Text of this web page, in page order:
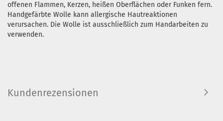
offenen Flammen, Kerzen, heißen Oberflächen oder Funken fern.
Handgefärbte Wolle kann allergische Hautreaktionen
verursachen. Die Wolle ist ausschließlich zum Handarbeiten zu
verwenden.
Kundenrezensionen